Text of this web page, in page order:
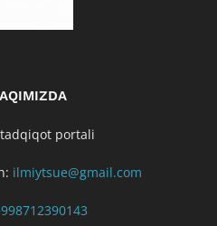
portali
ilmiytsue@gmail.com